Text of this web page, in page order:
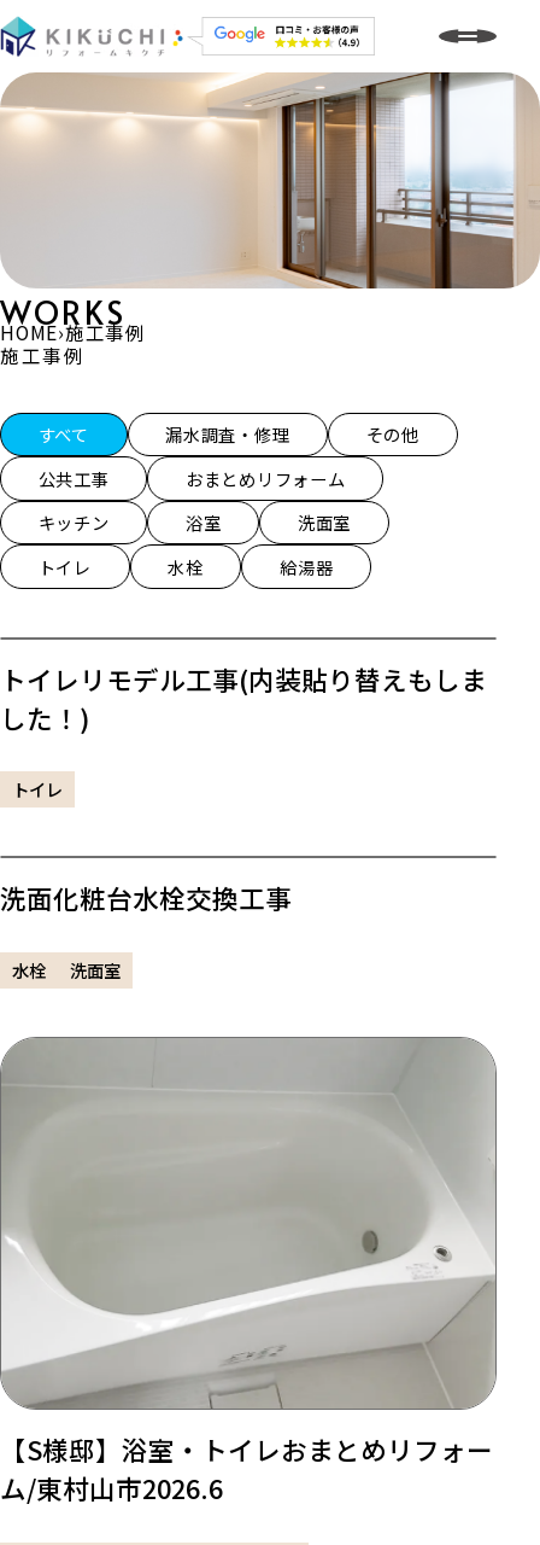
WORKS
施工事例
HOME›施工事例
施工事例一覧
すべて 漏水調査・修理
その他
公共工事
おまとめリフォーム
キッチン
浴室
洗面室
トイレ
水栓 給湯器
トイレリモデル工事(内装貼り替えもしま
した！)
トイレ
洗面化粧台水栓交換工事
水栓 洗面室
【S様邸】浴室・トイレおまとめリフォー
ム/東村山市2026.6